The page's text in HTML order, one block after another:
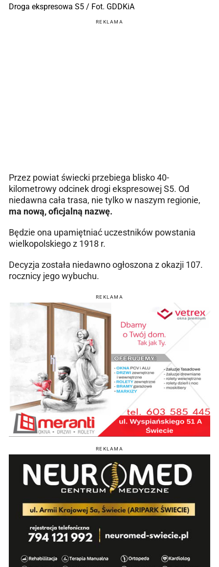
Droga ekspresowa S5 / Fot. GDDKiA
REKLAMA
Przez powiat świecki przebiega blisko 40-
kilometrowy odcinek drogi ekspresowej S5. Od
niedawna cała trasa, nie tylko w naszym regionie,
ma nową, oficjalną nazwę.
Będzie ona upamiętniać uczestników powstania
wielkopolskiego z 1918 r.
Decyzja została niedawno ogłoszona z okazji 107.
rocznicy jego wybuchu.
REKLAMA
REKLAMA